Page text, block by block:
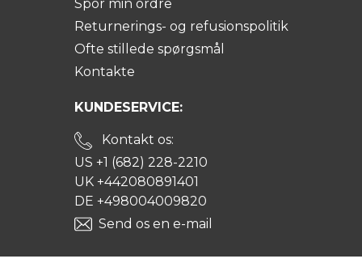
Spor min ordre
Returnerings- og refusionspolitik
Ofte stillede spørgsmål
Kontakte
KUNDESERVICE:
Kontakt os:
US +1 (682) 228-2210
UK +442080891401
DE +498004009820
Send os en e-mail